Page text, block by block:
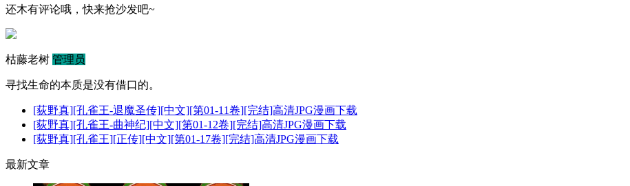
还木有评论哦，快来抢沙发吧~
枯藤老树 管理员
寻找生命的本质是没有借口的。
[荻野真][孔雀王-退魔圣传][中文][第01-11卷][完结]高清JPG漫画下载
[荻野真][孔雀王-曲神纪][中文][第01-12卷][完结]高清JPG漫画下载
[荻野真][孔雀王][正传][中文][第01-17卷][完结]高清JPG漫画下载
最新文章